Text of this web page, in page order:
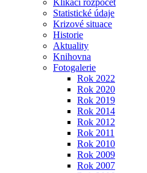
Klikací rozpočet
Statistické údaje
Krizové situace
Historie
Aktuality
Knihovna
Fotogalerie
Rok 2022
Rok 2020
Rok 2019
Rok 2014
Rok 2012
Rok 2011
Rok 2010
Rok 2009
Rok 2007